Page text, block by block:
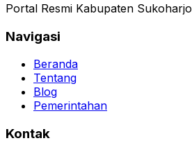
Portal Resmi Kabupaten Sukoharjo
Navigasi
Beranda
Tentang
Blog
Pemerintahan
Kontak